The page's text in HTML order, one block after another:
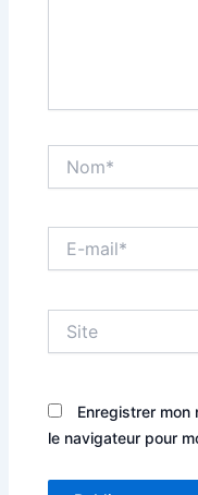
mail*
Enregistrer mon
le navigateur pour